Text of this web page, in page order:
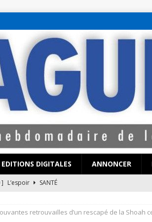
sohbet hattı numaraları
EDITIONS DIGITALES ANNONCER
] L’espoir
SANTÉ
retrouvailles d’un rescapé de la Shoah